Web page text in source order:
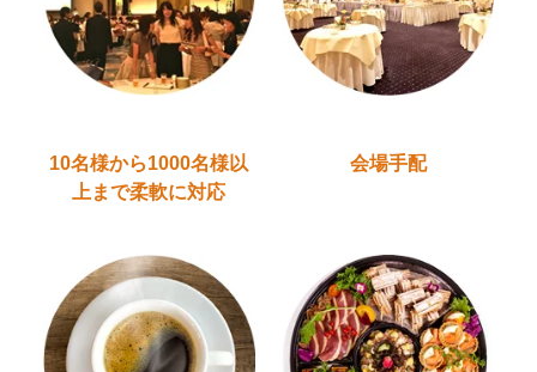
10名様から1000名様以
上まで柔軟に対応
会場手配